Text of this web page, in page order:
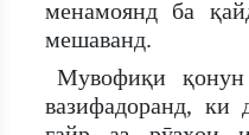
менамоянд ба
мешаванд.
Мувофиқи
вазифадоранд, ки